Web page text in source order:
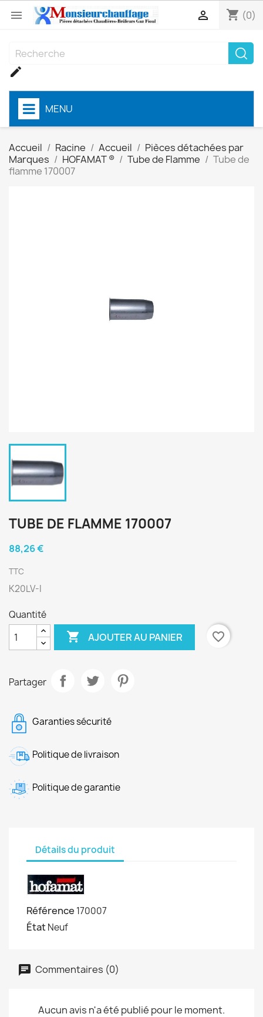
 shopping_cart (0)


MENU
Accueil Racine Accueil
Pièces détachées par
Marques
HOFAMAT ® Tube de Flamme
Tube de
flamme 170007
TUBE DE FLAMME 170007
88,26 €
TTC
K20LV-I
Quantité
 AJOUTER AU PANIER favorite_border
Partager
Garanties sécurité
Politique de livraison
Politique de garantie
Détails du produit
Référence 170007
ÉtatNeuf
Commentaires (0)
Aucun avis n'a été publié pour le moment.